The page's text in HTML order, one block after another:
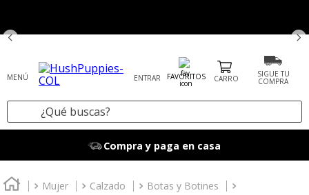
ENTRAR FAVORITOS SIGUE TU
COMPRA
¿Qué buscas?
Compra y paga en casa
Mujer Calzado
Botas y Botines
2
zapatos mujer